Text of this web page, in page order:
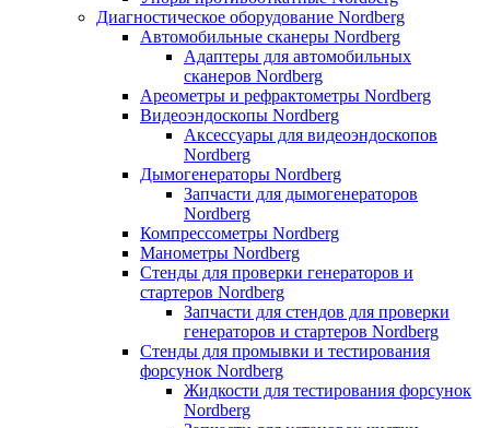
Диагностическое оборудование Nordberg
Автомобильные сканеры Nordberg
Адаптеры для автомобильных
сканеров Nordberg
Ареометры и рефрактометры Nordberg
Видеоэндоскопы Nordberg
Аксессуары для видеоэндоскопов
Nordberg
Дымогенераторы Nordberg
Запчасти для дымогенераторов
Nordberg
Компрессометры Nordberg
Манометры Nordberg
Стенды для проверки генераторов и
стартеров Nordberg
Запчасти для стендов для проверки
генераторов и стартеров Nordberg
Стенды для промывки и тестирования
форсунок Nordberg
Жидкости для тестирования форсунок
Nordberg